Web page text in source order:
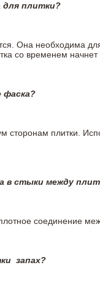
для плитки?
Она необходима
со временем
фаска?
сторонам плитки.
в стыки между
соединение
запах?